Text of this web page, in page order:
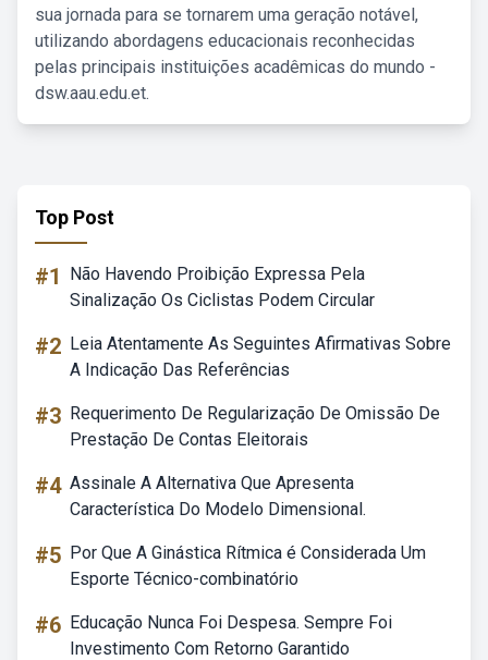
sua jornada para se tornarem uma geração notável,
utilizando abordagens educacionais reconhecidas
pelas principais instituições acadêmicas do mundo -
dsw.aau.edu.et.
Top Post
#1
Não Havendo Proibição Expressa Pela
Sinalização Os Ciclistas Podem Circular
#2 Leia Atentamente As Seguintes Afirmativas Sobre
A Indicação Das Referências
#3 Requerimento De Regularização De Omissão De
Prestação De Contas Eleitorais
#4 Assinale A Alternativa Que Apresenta
Característica Do Modelo Dimensional.
#5 Por Que A Ginástica Rítmica é Considerada Um
Esporte Técnico-combinatório
#6 Educação Nunca Foi Despesa. Sempre Foi
Investimento Com Retorno Garantido